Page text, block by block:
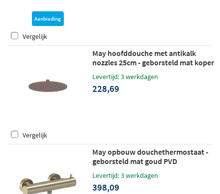
Aanbieding
Vergelijk
May hoofddouche met antikalk
nozzles 25cm - geborsteld mat koper
Levertijd: 3 werkdagen
228,69
Vergelijk
May opbouw douchethermostaat -
geborsteld mat goud PVD
Levertijd: 3 werkdagen
398,09